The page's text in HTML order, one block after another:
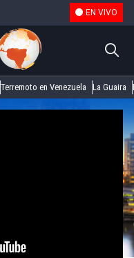
EN VIVO
Terremoto en Venezuela La Guaira